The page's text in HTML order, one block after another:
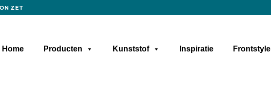
ZET
Header
Home Producten Kunststof Inspiratie Frontstyle